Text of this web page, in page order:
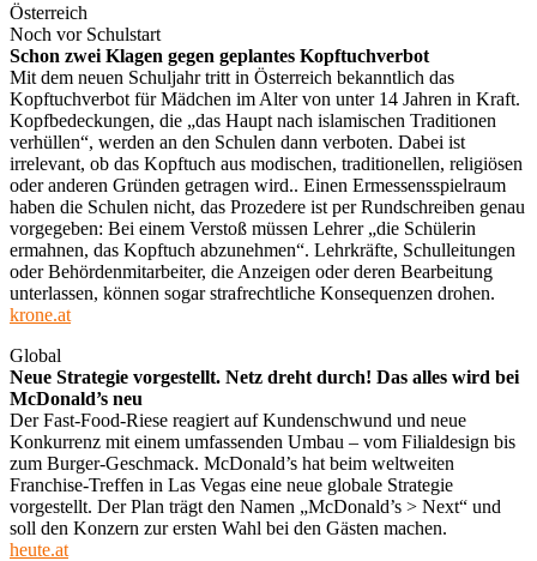
Österreich
Noch vor Schulstart
Schon zwei Klagen gegen geplantes Kopftuchverbot
Mit dem neuen Schuljahr tritt in Österreich bekanntlich das
Kopftuchverbot für Mädchen im Alter von unter 14 Jahren in Kraft.
Kopfbedeckungen, die „das Haupt nach islamischen Traditionen
verhüllen“, werden an den Schulen dann verboten. Dabei ist
irrelevant, ob das Kopftuch aus modischen, traditionellen, religiösen
oder anderen Gründen getragen wird.. Einen Ermessensspielraum
haben die Schulen nicht, das Prozedere ist per Rundschreiben genau
vorgegeben: Bei einem Verstoß müssen Lehrer „die Schülerin
ermahnen, das Kopftuch abzunehmen“. Lehrkräfte, Schulleitungen
oder Behördenmitarbeiter, die Anzeigen oder deren Bearbeitung
unterlassen, können sogar strafrechtliche Konsequenzen drohen.
krone.at
Global
Neue Strategie vorgestellt. Netz dreht durch! Das alles wird bei
McDonald’s neu
Der Fast-Food-Riese reagiert auf Kundenschwund und neue
Konkurrenz mit einem umfassenden Umbau – vom Filialdesign bis
zum Burger-Geschmack. McDonald’s hat beim weltweiten
Franchise-Treffen in Las Vegas eine neue globale Strategie
vorgestellt. Der Plan trägt den Namen „McDonald’s > Next“ und
soll den Konzern zur ersten Wahl bei den Gästen machen.
heute.at